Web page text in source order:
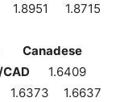
1.8951 1.8715
Canadese
1.6409
1.6373 1.6637